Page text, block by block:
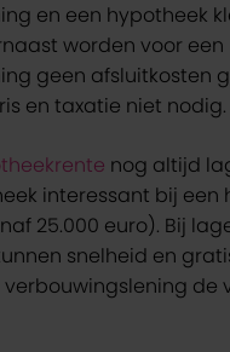
en een hypotheek
worden voor een
geen afsluitkosten
en taxatie niet nodig.
nog altijd
interessant bij een
25.000 euro). Bij
snelheid en
de